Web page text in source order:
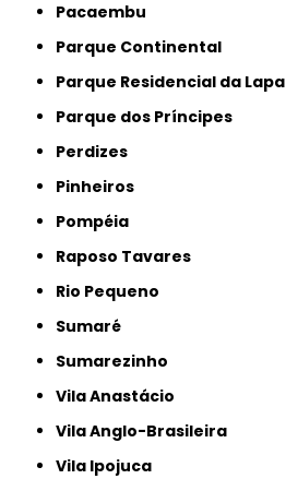
Pacaembu
Parque Continental
Parque Residencial da Lapa
Parque dos Príncipes
Perdizes
Pinheiros
Pompéia
Raposo Tavares
Rio Pequeno
Sumaré
Sumarezinho
Vila Anastácio
Vila Anglo-Brasileira
Vila Ipojuca